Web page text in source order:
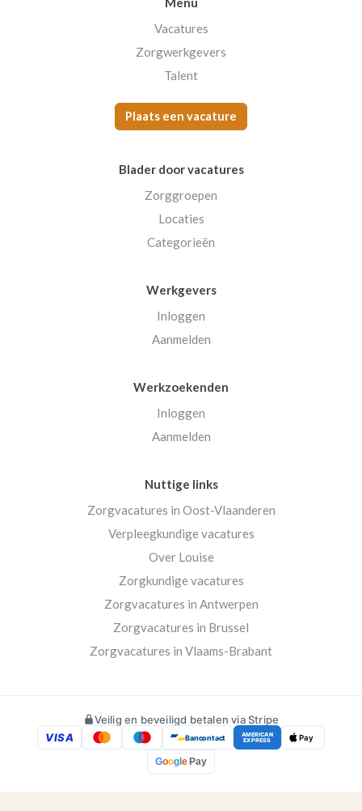
Vacatures
Zorgwerkgevers
Talent
Plaats een vacature
Blader door vacatures
Zorggroepen
Locaties
Categorieën
Werkgevers
Inloggen
Aanmelden
Werkzoekenden
Inloggen
Aanmelden
Nuttige links
Zorgvacatures in Oost-Vlaanderen
Verpleegkundige vacatures
Over Louise
Zorgkundige vacatures
Zorgvacatures in Antwerpen
Zorgvacatures in Brussel
Zorgvacatures in Vlaams-Brabant
Veilig en beveiligd betalen via Stripe
VISA
Bancontact AMERICAN
EXPRESS Pay
Googl e Pay